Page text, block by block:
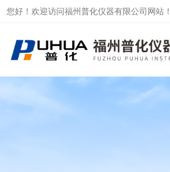
您好！欢迎访问福州普化仪器有限公司网站！